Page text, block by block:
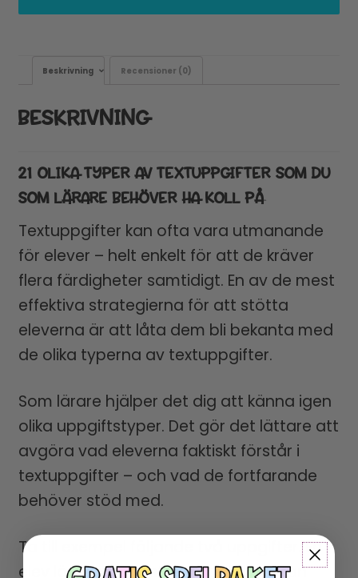
Beskrivning Recensioner (0)
BESKRIVNING
21 OLIKA TYPER AV TEXTUPPGIFTER SOM DU
SOM LÄRARE BEHÖVER HA KOLL PÅ
Textuppgifter kan ofta vara utmanande
för elever – helt enkelt för att de kräver
flera färdigheter samtidigt. En av de mest
effektiva strategierna för att stötta
eleverna är att låta dem bli bekanta med
de olika typerna av textuppgifter.
Som lärare hjälper det dig att känna igen
olika uppgiftstyper. Det gör det lättare att
avgöra vad eleverna faktiskt förstår i
textuppgifter – och vad de fortfarande
behöver stöd med.
Ta till exempel följande två uppgifter. En
elev löser den första snabbt och utan